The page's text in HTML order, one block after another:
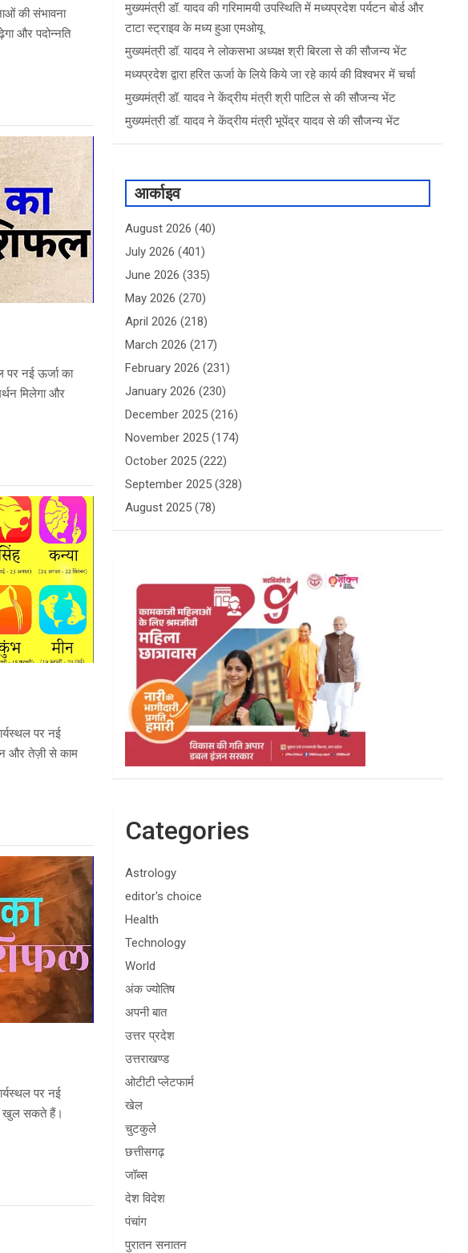
की संभावना
और पदोन्नति
पर नई ऊर्जा का
मिलेगा और
पर नई
और तेज़ी से काम
पर नई
खुल सकते हैं।
मुख्यमंत्री डॉ. यादव की गरिमामयी उपस्थिति में मध्यप्रदेश पर्यटन बोर्ड और
टाटा स्ट्राइव के मध्य हुआ एमओयू
मुख्यमंत्री डॉ. यादव ने लोकसभा अध्यक्ष श्री बिरला से की सौजन्य भेंट
मध्यप्रदेश द्वारा हरित ऊर्जा के लिये किये जा रहे कार्य की विश्वभर में चर्चा
मुख्यमंत्री डॉ. यादव ने केंद्रीय मंत्री श्री पाटिल से की सौजन्य भेंट
मुख्यमंत्री डॉ. यादव ने केंद्रीय मंत्री भूपेंद्र यादव से की सौजन्य भेंट
आर्काइव
August 2026 (40)
July 2026 (401)
June 2026 (335)
May 2026 (270)
April 2026 (218)
March 2026 (217)
February 2026 (231)
January 2026 (230)
December 2025 (216)
November 2025 (174)
October 2025 (222)
September 2025 (328)
August 2025 (78)
Categories
Astrology
editor's choice
Health
Technology
World
अंक ज्योतिष
अपनी बात
उत्तर प्रदेश
उत्तराखण्ड
ओटीटी प्लेटफार्म
खेल
चुटकुले
छत्तीसगढ़
जॉब्स
देश विदेश
पंचांग
पुरातन सनातन